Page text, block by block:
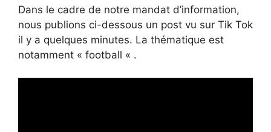
Dans le cadre de notre mandat d’information,
nous publions ci-dessous un post vu sur Tik Tok
il y a quelques minutes. La thématique est
notamment « football « .